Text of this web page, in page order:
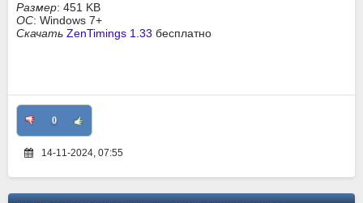
Размер: 451 KB
ОС: Windows 7+
Скачать ZenTimings 1.33 бесплатно
0
14-11-2024, 07:55